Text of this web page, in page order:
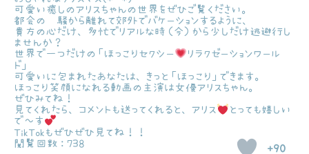
可愛い癒しのアリスちゃんの世界をぜひご覧ください。
都会の喧騒から離れて郊外でバケーションするように、
貴方の心だけ、多忙でリアルな時（今）から少しだけ逃避行し
ませんか？
世界で一つだけの「ほっこりセクシー
リラクゼーションワール
ド」
可愛いに包まれたあなたは、きっと「ほっこり」できます。
ほっこり笑顔になれる動画の主演は女優アリスちゃん。
ぜひみてね！
見てくれたら、コメントも送ってくれると、アリス
とっても嬉しい
で～す
TikTokもぜひぜひ見てね！！
閲覧回数：738
+90